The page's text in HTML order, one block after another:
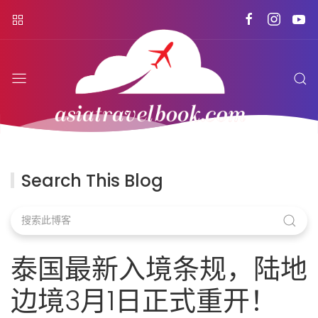
Search This Blog
泰国最新入境条规，陆地
边境3月1日正式重开！